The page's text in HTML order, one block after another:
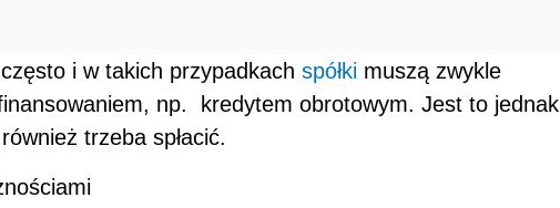
i w takich przypadkach spółki muszą zwykle
np. kredytem obrotowym. Jest to jednak
trzeba spłacić.